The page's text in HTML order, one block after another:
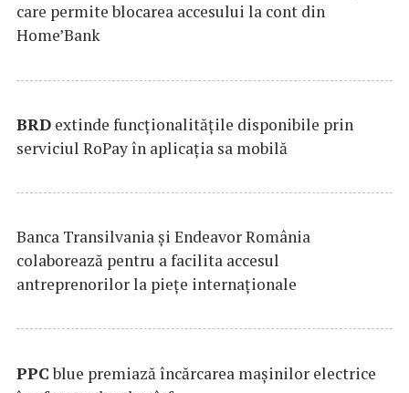
care permite blocarea accesului la cont din
Home’Bank
BRD extinde funcţionalităţile disponibile prin
serviciul RoPay în aplicaţia sa mobilă
Banca Transilvania şi Endeavor România
colaborează pentru a facilita accesul
antreprenorilor la pieţe internaţionale
PPCblue premiază încărcarea maşinilor electrice